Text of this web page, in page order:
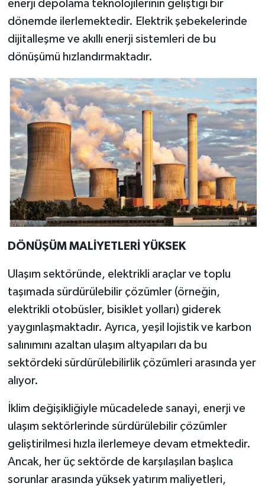
enerji depolama teknolojilerinin geliştiği bir
dönemde ilerlemektedir. Elektrik şebekelerinde
dijitalleşme ve akıllı enerji sistemleri de bu
dönüşümü hızlandırmaktadır.
DÖNÜŞÜM MALİYETLERİ YÜKSEK
Ulaşım sektöründe, elektrikli araçlar ve toplu
taşımada sürdürülebilir çözümler (örneğin,
elektrikli otobüsler, bisiklet yolları) giderek
yaygınlaşmaktadır. Ayrıca, yeşil lojistik ve karbon
salınımını azaltan ulaşım altyapıları da bu
sektördeki sürdürülebilirlik çözümleri arasında yer
alıyor.
İklim değişikliğiyle mücadelede sanayi, enerji ve
ulaşım sektörlerinde sürdürülebilir çözümler
geliştirilmesi hızla ilerlemeye devam etmektedir.
Ancak, her üç sektörde de karşılaşılan başlıca
sorunlar arasında yüksek yatırım maliyetleri,